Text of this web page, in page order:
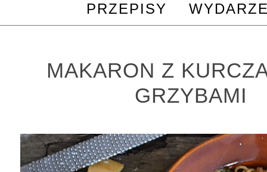
PRZEPISY
MAKARON Z
GRZYBAMI